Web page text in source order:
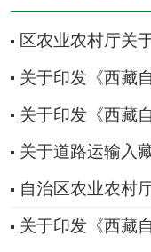
区农业农村厅关于印发《西藏农产品质量
关于印发《西藏自治区高原和美乡村创
关于印发《西藏自治区关于推进人畜
关于道路运输入藏动物及动物产
自治区农业农村厅关于印发《西藏自治区级农牧业品牌目录制度
关于印发《西藏自治区级救灾备荒种子